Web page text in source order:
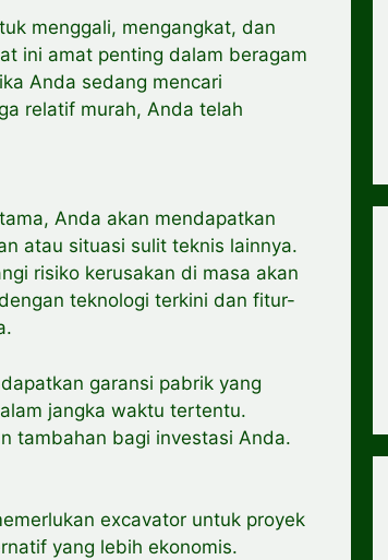
menggali, mengangkat, dan
ini amat penting dalam beragam
Anda sedang mencari
relatif murah, Anda telah
Anda akan mendapatkan
atau situasi sulit teknis lainnya.
risiko kerusakan di masa akan
teknologi terkini dan fitur-
garansi pabrik yang
jangka waktu tertentu.
tambahan bagi investasi Anda.
excavator untuk proyek
yang lebih ekonomis.